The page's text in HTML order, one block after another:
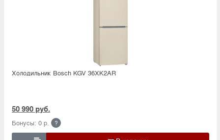
Холодильник Bosсh KGV 36XK2AR
50 990 руб.
Бонусы: 0 р. ?